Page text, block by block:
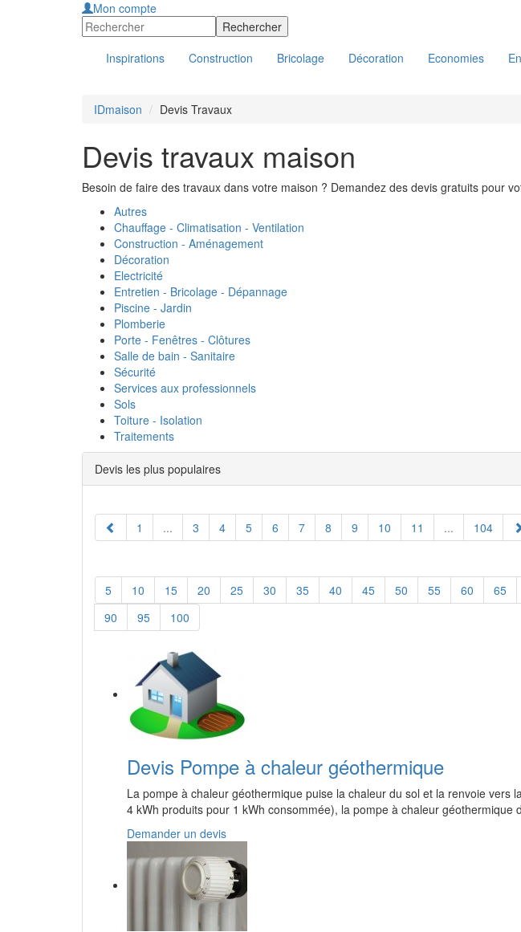
Mon compte
Inspirations Construction Bricolage Décoration Economies
IDmaison Devis Travaux
Devis travaux maison
Besoin de faire des travaux dans votre maison ? Demandez des devis gratuits pour
Autres
Chauffage - Climatisation - Ventilation
Construction - Aménagement
Décoration
Electricité
Entretien - Bricolage - Dépannage
Piscine - Jardin
Plomberie
Porte - Fenêtres - Clôtures
Salle de bain - Sanitaire
Sécurité
Services aux professionnels
Sols
Toiture - Isolation
Traitements
Devis les plus populaires
1 ... 3 4 5 6 7 8 9 10 11 ... 104
5 10 15 20 25 30 35 40 45 50 55 60 65
90
95 100
Devis Pompe à chaleur géothermique
La pompe à chaleur géothermique puise la chaleur du sol et la renvoie vers
4 kWh produits pour 1 kWh consommée), la pompe à chaleur géothermique
Demander un devis